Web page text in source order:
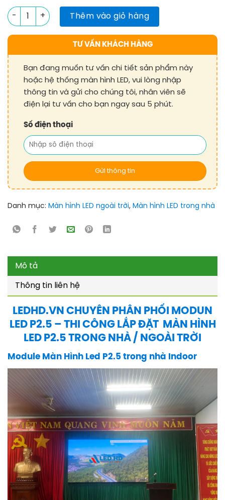
Module led P2.5 Trong Nhà / Ngoài Trời số lượng
Thêm vào giỏ hàng
TƯ VẤN KHÁCH HÀNG
Bạn đang muốn tư vấn chi tiết sản phẩm này
hoặc hệ thống màn hình LED, vui lòng nhập
thông tin và gửi cho chúng tôi, nhân viên sẽ
điện lại tư vấn cho bạn ngay sau 5 phút.
Số điện thoại
Danh mục: Màn hình LED ngoài trời, Màn hình LED trong nhà
Mô tả
Thông tin liên hệ
LEDHD.VN CHUYÊN PHÂN PHỐI MODUN
LED P2.5 – THI CÔNG LẮP ĐẶT MÀN HÌNH
LED P2.5 TRONG NHÀ / NGOÀI TRỜI
Module Màn Hình Led P2.5 trong nhà Indoor